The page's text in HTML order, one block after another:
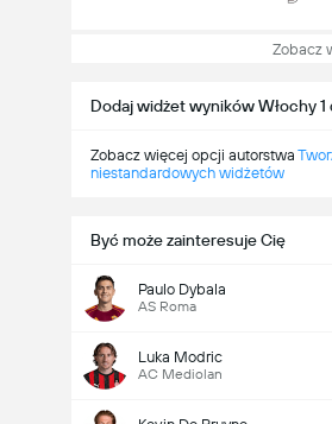
Zobacz
Dodaj widżet wyników Włochy
Zobacz więcej opcji autorstwa
niestandardowych widżetów
Być może zainteresuje Cię
Paulo Dybala
AS Roma
Luka Modric
AC Mediolan